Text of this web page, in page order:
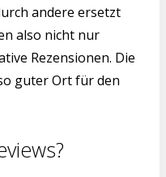
andere ersetzt
also nicht nur
Rezensionen. Die
guter Ort für den